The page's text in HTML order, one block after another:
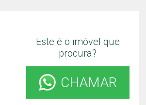
Este é o imóvel que
procura?
CHAMAR